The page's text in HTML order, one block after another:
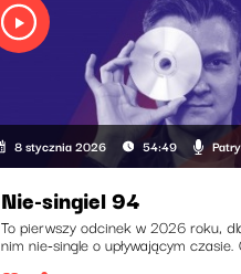
8 stycznia 2026 54:49
Nie-singiel 94
To pierwszy odcinek w 2026 roku,
nim nie-single o upływającym czasie.